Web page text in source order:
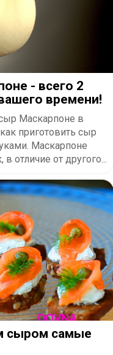
- всего 2
времени!
Маскарпоне в
приготовить сыр
Маскарпоне
отличие от другого...
сыром самые